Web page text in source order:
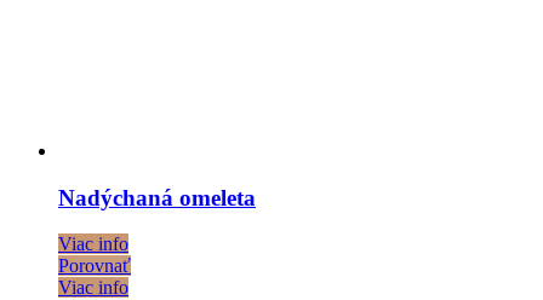
Nadýchaná omeleta
Viac info
Porovnať
Viac info